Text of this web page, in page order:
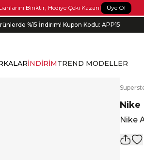
Biriktir, Hediye Çeki Kazan!
Üye Ol
%15 İndirim! Kupon Kodu: APP15
vade farksız taksit seçenekleri!
İNDİRİMTREND MODELLER
S
Nike
Nike